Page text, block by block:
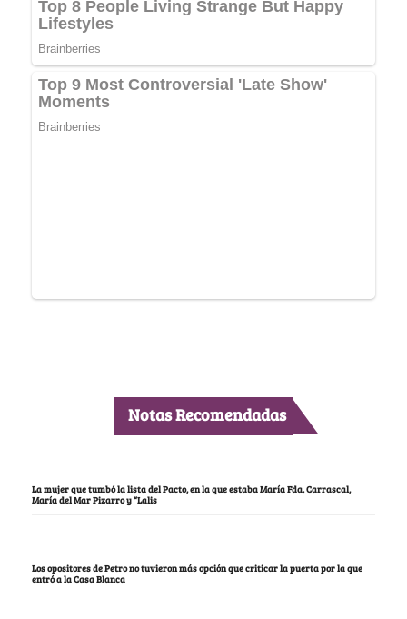
Notas Recomendadas
La mujer que tumbó la lista del Pacto, en la que estaba María Fda. Carrascal,
María del Mar Pizarro y “Lalis
Los opositores de Petro no tuvieron más opción que criticar la puerta por la que
entró a la Casa Blanca